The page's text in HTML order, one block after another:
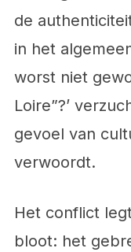
de
in het
worst niet
Loire”?’
gevoel van
verwoordt.
Het conflict
bloot: het